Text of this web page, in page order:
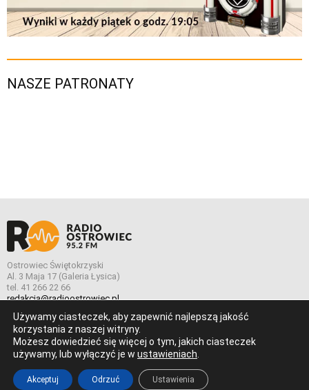
NASZE PATRONATY
Ostrowiec Świętokrzyski
Al. 3 Maja 17 (Galeria Łysica)
tel. 41 266 22 66
redakcja@radioostrowiec.pl
© Wszelkie prawa zastrzeżone. Radio Ostrowiec 2026 Radio
Ostrowiec.
Stworzone z
Używamy ciasteczek, aby zapewnić najlepszą jakość
korzystania z naszej witryny.
Możesz dowiedzieć się więcej o tym, jakich ciasteczek
używamy, lub wyłączyć je w ustawieniach
Akceptuj Odrzuć Ustawienia